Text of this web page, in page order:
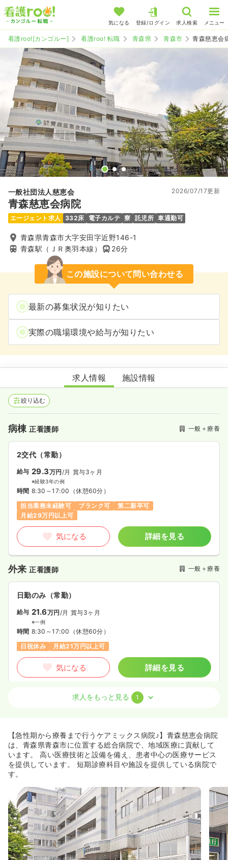
気になる 登録/ログイン 求人検索 メニュー
看護roo![カンゴルー] 看護roo! 転職 青森県 青森市 青森慈恵会
一般社団法人慈恵会
青森慈恵会病院
2026/07/17更新
エージェント求人 332床 電子カルテ 寮 託児所 車通勤可
青森県青森市大字安田字近野146-1
青森駅（ＪＲ奥羽本線）
26分
この施設について問い合わせる
最新の募集状況が知りたい
実際の職場環境や給与が知りたい
青森慈恵会病院
求人情報 施設情報
絞り込む
病棟正看護師 一般＋療養
2交代（常勤）
給与 29.3万円/月 賞与3ヶ月
※経験3年の例
時間 8:30～17:00 （休憩60分）
担当業務未経験可
ブランク可
第二新卒可
月給29万円以上可
気になる 詳細を見る
外来正看護師 一般＋療養
日勤のみ（常勤）
給与 21.6万円 /月 賞与3ヶ月
※一例
時間 8:30～17:00 （休憩60分）
日祝休み
月給21万円以上可
気になる 詳細を見る
オペ室(手術室)正看護師
給与 26.8万円/月 賞与3ヶ月
※一例
時間 8:30～17:00
（休憩60分）
気になる 詳細を見る
求人をもっと見る 1
【急性期から療養まで行うケアミックス病院♪】青森慈恵会病院
は、青森県青森市に位置する総合病院で、地域医療に貢献して
います。 高い医療技術と設備を備え、患者中心の医療サービス
を提供しています。 短期診療科目や施設を提供している病院で
す。